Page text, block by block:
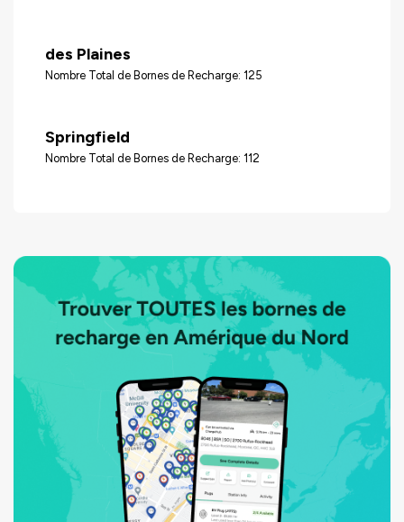
des Plaines
Nombre Total de Bornes de Recharge: 125
Springfield
Nombre Total de Bornes de Recharge: 112